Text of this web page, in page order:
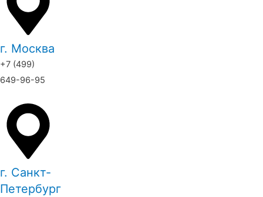
г. Москва
+7 (499)
649-96-95
г. Санкт-
Петербург